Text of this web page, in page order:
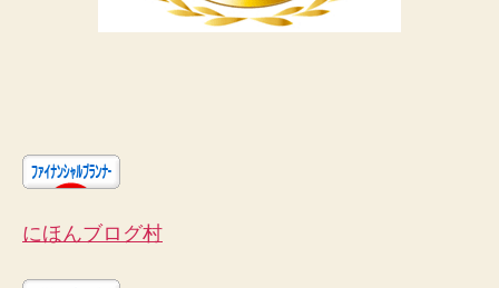
にほんブログ村